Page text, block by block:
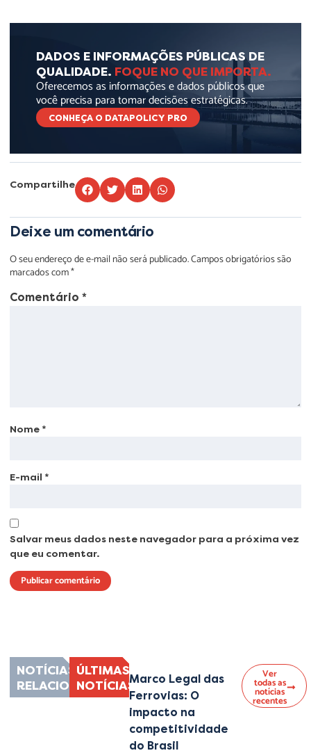
DADOS E INFORMAÇÕES PÚBLICAS DE
QUALIDADE. FOQUE NO QUE IMPORTA.
Oferecemos as informações e dados públicos que
você precisa para tomar decisões estratégicas.
CONHEÇA O DATAPOLICY PRO
Compartilhe
Deixe um comentário
O seu endereço de e-mail não será publicado.Campos obrigatórios são
marcados com*
Comentário *
Nome *
E-mail *
Salvar meus dados neste navegador para a próxima vez
que eu comentar.
NOTÍCIAS
RELACIONADAS
ÚLTIMAS
NOTÍCIASMarco Legal das
Ferrovias: O
impacto na
competitividade
do Brasil
Ver
todas as
notícias
recentes